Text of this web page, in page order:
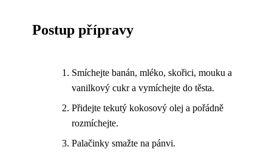
Postup přípravy
Smíchejte banán, mléko, skořici, mouku a
vanilkový cukr a vymíchejte do těsta.
Přidejte tekutý kokosový olej a pořádně
rozmíchejte.
Palačinky smažte na pánvi.